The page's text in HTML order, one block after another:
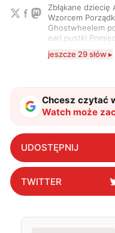
Zbłąkane
Wzorcem
Ghostwheelem
earl pustki
serio? Pisaniem
i gram w gry :)
jeszcze 29 słów ▸
Chcesz czytać
Watch może
potrafi nie tylko
UDOSTĘPNIJ
TWITTER